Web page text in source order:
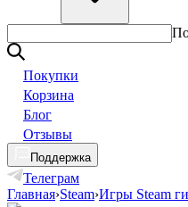
Покупки
Корзина
Блог
Отзывы
Поддержка
Телеграм
Главная›Steam›Игры Steam